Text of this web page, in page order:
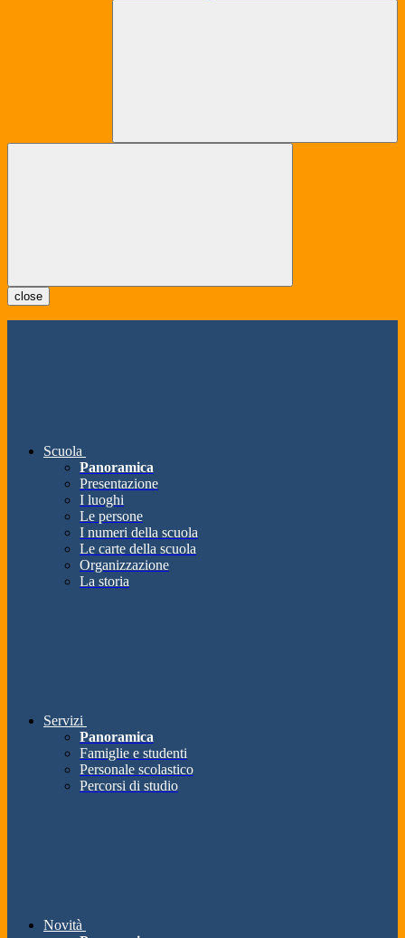
close
Scuola
Panoramica
Presentazione
I luoghi
Le persone
I numeri della scuola
Le carte della scuola
Organizzazione
La storia
Servizi
Panoramica
Famiglie e studenti
Personale scolastico
Percorsi di studio
Novità